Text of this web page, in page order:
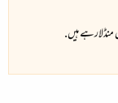
منڈلارہے ہیں.